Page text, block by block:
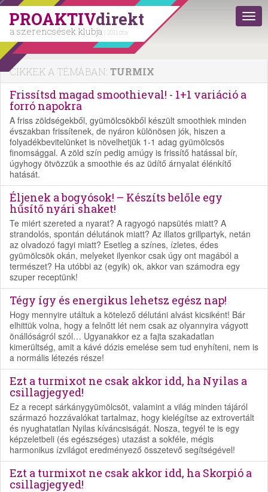
PROAKTIVdirekt
a szerencsések klubja | 2011 óta
CIKKEK A TÉMÁBAN: TURMIX
Frissítsd magad smoothieval! - 1+1 variáció a
forró napokra
A friss zöldségekből, gyümölcsökből készült smoothiek minden
évszakban frissítenek, de nyáron különösen jók, hiszen a
folyadékbevitelünket is növelhetjük 1-1 adag gyümölcsös
finomsággal. A zöld szín pedig amúgy is frissítő hatással bír,
úgyhogy ötvözzük a smoothie és az üdítő árnyalat élénkítő
hatását.
Éljenek a bogyósok! – Készíts belőle egy
hűsítő nyári shaket!
Te miért szereted a nyarat? A ragyogó napsütés miatt? A
strandolós, spontán délutánok miatt? Az illatos grillpartyk, netán
az olvadozó fagyi miatt? Esetleg a színes, ízletes, édes
gyümölcsök okán, melyeket ilyenkor csak úgy ont magából a
természet? Ha utóbbi az (egyik) ok, akkor van számodra egy
szuper receptünk!
Tégy így és energikus lehetsz egész nap!
Hogy mennyire utáltuk a kötelező délutáni alvást kicsiként! Bár
elhittük volna, hogy a felnőtt lét nem csak az olyannyira vágyott
önállóságról szól… Ugyanakkor ez a fajta szakadatlan
kimerültség, amit a kávé dózis emelése sem tud enyhíteni, nem is
a normális létezés része!
Ezt a turmixot ne csak akkor idd, ha Nyilas a
csillagjegyed!
Ez a recept sárkánygyümölcsöt, valamint a világ minden tájáról
származó hozzávalókat tartalmaz, hogy kielégítse az extrovertált
és nyughatatlan Nyilas kíváncsiságát. Nosza, tegyél te is egy
képzeletbeli (és egészséges) utazást a sokféle, mégis
harmonikus ízvilágot eredményező összetevő segítségével!
Ezt a turmixot ne csak akkor idd, ha Skorpió a
csillagjegyed!